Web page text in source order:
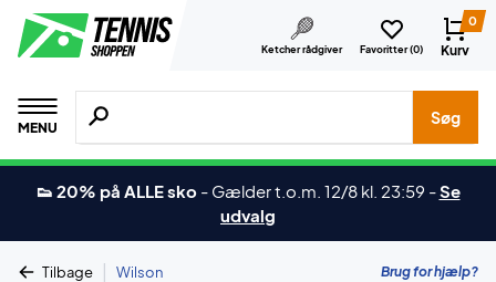
Ketcher rådgiver Favoritter (0)
0
Kurv
MENU
Søg efter produkter, mærker etc.
Søg
👟 20% på ALLE sko - Gælder t.o.m. 12/8 kl. 23:59 -Se
udvalg
Tilbage | Wilson Brug for hjælp?